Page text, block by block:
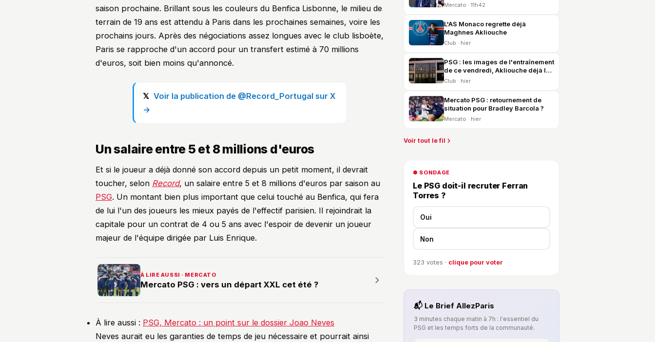
saison prochaine. Brillant sous les couleurs du Benfica Lisbonne, le milieu de
terrain de 19 ans est attendu à Paris dans les prochaines semaines, voire les
prochains jours. Après des négociations assez longues avec le club lisboète,
Paris se rapproche d'un accord pour un transfert estimé à 70 millions
d'euros, soit bien moins qu'annoncé.
Voir la publication de @Record_Portugal sur X
→
Un salaire entre 5 et 8 millions d'euros
Et si le joueur a déjà donné son accord depuis un petit moment, il devrait
toucher, selon Record, un salaire entre 5 et 8 millions d'euros par saison au
PSG. Un montant bien plus important que celui touché au Benfica, qui fera
de lui l'un des joueurs les mieux payés de l'effectif parisien. Il rejoindrait la
capitale pour un contrat de 4 ou 5 ans avec l'espoir de devenir un joueur
majeur de l'équipe dirigée par Luis Enrique.
À LIRE AUSSI · MERCATO
Mercato PSG : vers un départ XXL cet été ?
À lire aussi : PSG, Mercato : un point sur le dossier Joao Neves
Neves aurait eu les garanties de temps de jeu nécessaire et pourrait ainsi
Mercato · 11h42
L'AS Monaco regrette déjà
Maghnes Akliouche
Club · hier
PSG : les images de l'entraînement
de ce vendredi, Akliouche déjà là
et United en vue
Club · hier
Mercato PSG : retournement de
situation pour Bradley Barcola ?
Mercato · hier
Voir tout le fil
● SONDAGE
Le PSG doit-il recruter Ferran
Torres ?
Oui
Non
323 votes · clique pour voter
📬 Le Brief AllezParis
3 minutes chaque matin à 7h : l'essentiel du
PSG et les temps forts de la communauté.